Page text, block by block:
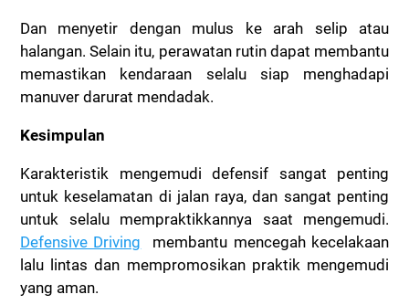
Dan menyetir dengan mulus ke arah selip atau
halangan. Selain itu, perawatan rutin dapat membantu
memastikan kendaraan selalu siap menghadapi
manuver darurat mendadak.
Kesimpulan
Karakteristik mengemudi defensif sangat penting
untuk keselamatan di jalan raya, dan sangat penting
untuk selalu mempraktikkannya saat mengemudi.
Defensive Driving membantu mencegah kecelakaan
lalu lintas dan mempromosikan praktik mengemudi
yang aman.